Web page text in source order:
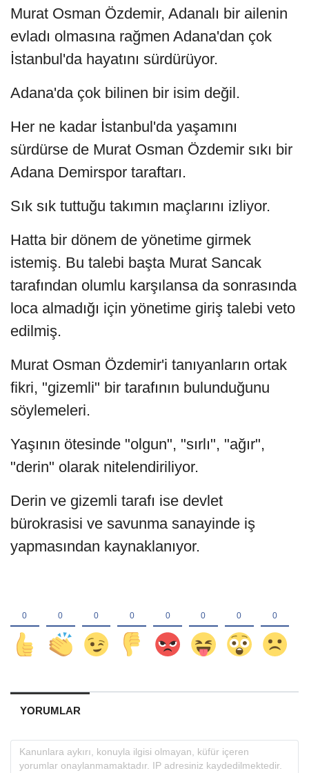
Murat Osman Özdemir, Adanalı bir ailenin
evladı olmasına rağmen Adana'dan çok
İstanbul'da hayatını sürdürüyor.
Adana'da çok bilinen bir isim değil.
Her ne kadar İstanbul'da yaşamını
sürdürse de Murat Osman Özdemir sıkı bir
Adana Demirspor taraftarı.
Sık sık tuttuğu takımın maçlarını izliyor.
Hatta bir dönem de yönetime girmek
istemiş. Bu talebi başta Murat Sancak
tarafından olumlu karşılansa da sonrasında
loca almadığı için yönetime giriş talebi veto
edilmiş.
Murat Osman Özdemir'i tanıyanların ortak
fikri, "gizemli" bir tarafının bulunduğunu
söylemeleri.
Yaşının ötesinde "olgun", "sırlı", "ağır",
"derin" olarak nitelendiriliyor.
Derin ve gizemli tarafı ise devlet
bürokrasisi ve savunma sanayinde iş
yapmasından kaynaklanıyor.
YORUMLAR